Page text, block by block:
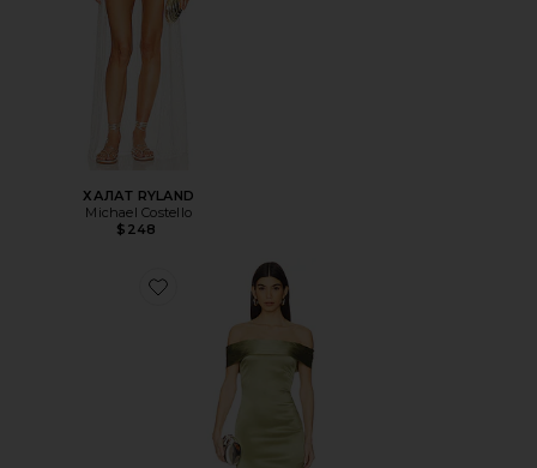
ХАЛАТ RYLAND
Michael Costello
$248
Favorite ВЕЧЕРНЕЕ ПЛАТЬЕ MARGIT